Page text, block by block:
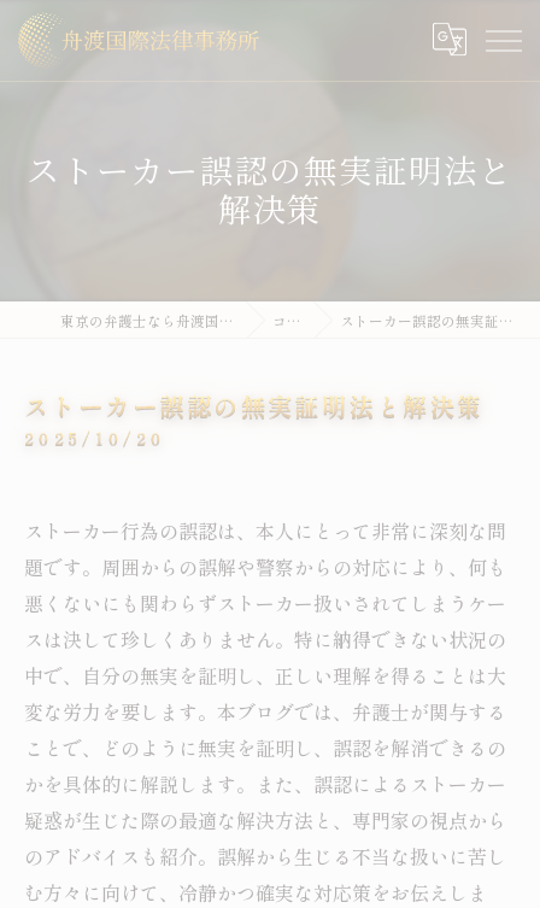
ストーカー誤認の無実証明法と
解決策
東京の弁護士なら舟渡国際法律事務所 コラム ストーカー誤認の無実証明法と解決策
ストーカー誤認の無実証明法と解決策
2025/10/20
ストーカー行為の誤認は、本人にとって非常に深刻な問
題です。周囲からの誤解や警察からの対応により、何も
悪くないにも関わらずストーカー扱いされてしまうケー
スは決して珍しくありません。特に納得できない状況の
中で、自分の無実を証明し、正しい理解を得ることは大
変な労力を要します。本ブログでは、弁護士が関与する
ことで、どのように無実を証明し、誤認を解消できるの
かを具体的に解説します。また、誤認によるストーカー
疑惑が生じた際の最適な解決方法と、専門家の視点から
のアドバイスも紹介。誤解から生じる不当な扱いに苦し
む方々に向けて、冷静かつ確実な対応策をお伝えしま